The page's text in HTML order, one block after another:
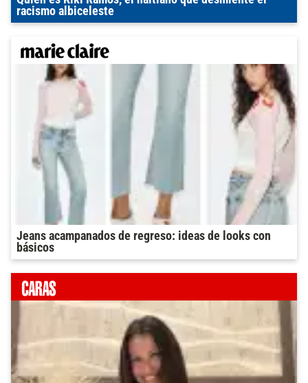
racismo albiceleste
Jeans acampanados de regreso: ideas de looks con
básicos